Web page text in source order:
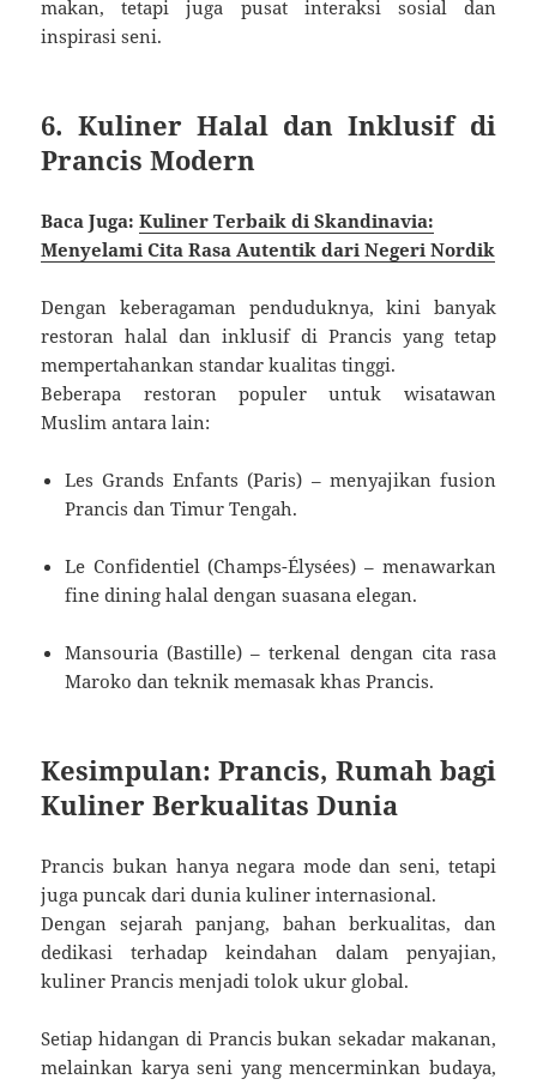
makan, tetapi juga pusat interaksi sosial dan
inspirasi seni.
6. Kuliner Halal dan Inklusif di
Prancis Modern
Baca Juga:Kuliner Terbaik di Skandinavia:
Menyelami Cita Rasa Autentik dari Negeri Nordik
Dengan keberagaman penduduknya, kini banyak
restoran halal dan inklusif di Prancis yang tetap
mempertahankan standar kualitas tinggi.
Beberapa restoran populer untuk wisatawan
Muslim antara lain:
Les Grands Enfants (Paris) – menyajikan fusion
Prancis dan Timur Tengah.
Le Confidentiel (Champs-Élysées) – menawarkan
fine dining halal dengan suasana elegan.
Mansouria (Bastille) – terkenal dengan cita rasa
Maroko dan teknik memasak khas Prancis.
Kesimpulan: Prancis, Rumah bagi
Kuliner Berkualitas Dunia
Prancis bukan hanya negara mode dan seni, tetapi
juga puncak dari dunia kuliner internasional.
Dengan sejarah panjang, bahan berkualitas, dan
dedikasi terhadap keindahan dalam penyajian,
kuliner Prancis menjadi tolok ukur global.
Setiap hidangan di Prancis bukan sekadar makanan,
melainkan karya seni yang mencerminkan budaya,